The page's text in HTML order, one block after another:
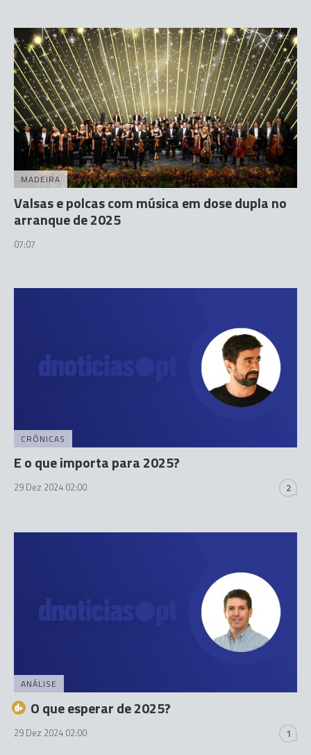
MADEIRA
Valsas e polcas com música em dose dupla no
arranque de 2025
07:07
CRÓNICAS
E o que importa para 2025?
29 Dez 2024 02:00 2
ANÁLISE
O que esperar de 2025?
29 Dez 2024 02:00 1